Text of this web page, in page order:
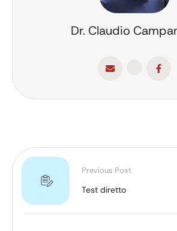
Dr. Claudio
Previous Post
Test diretto